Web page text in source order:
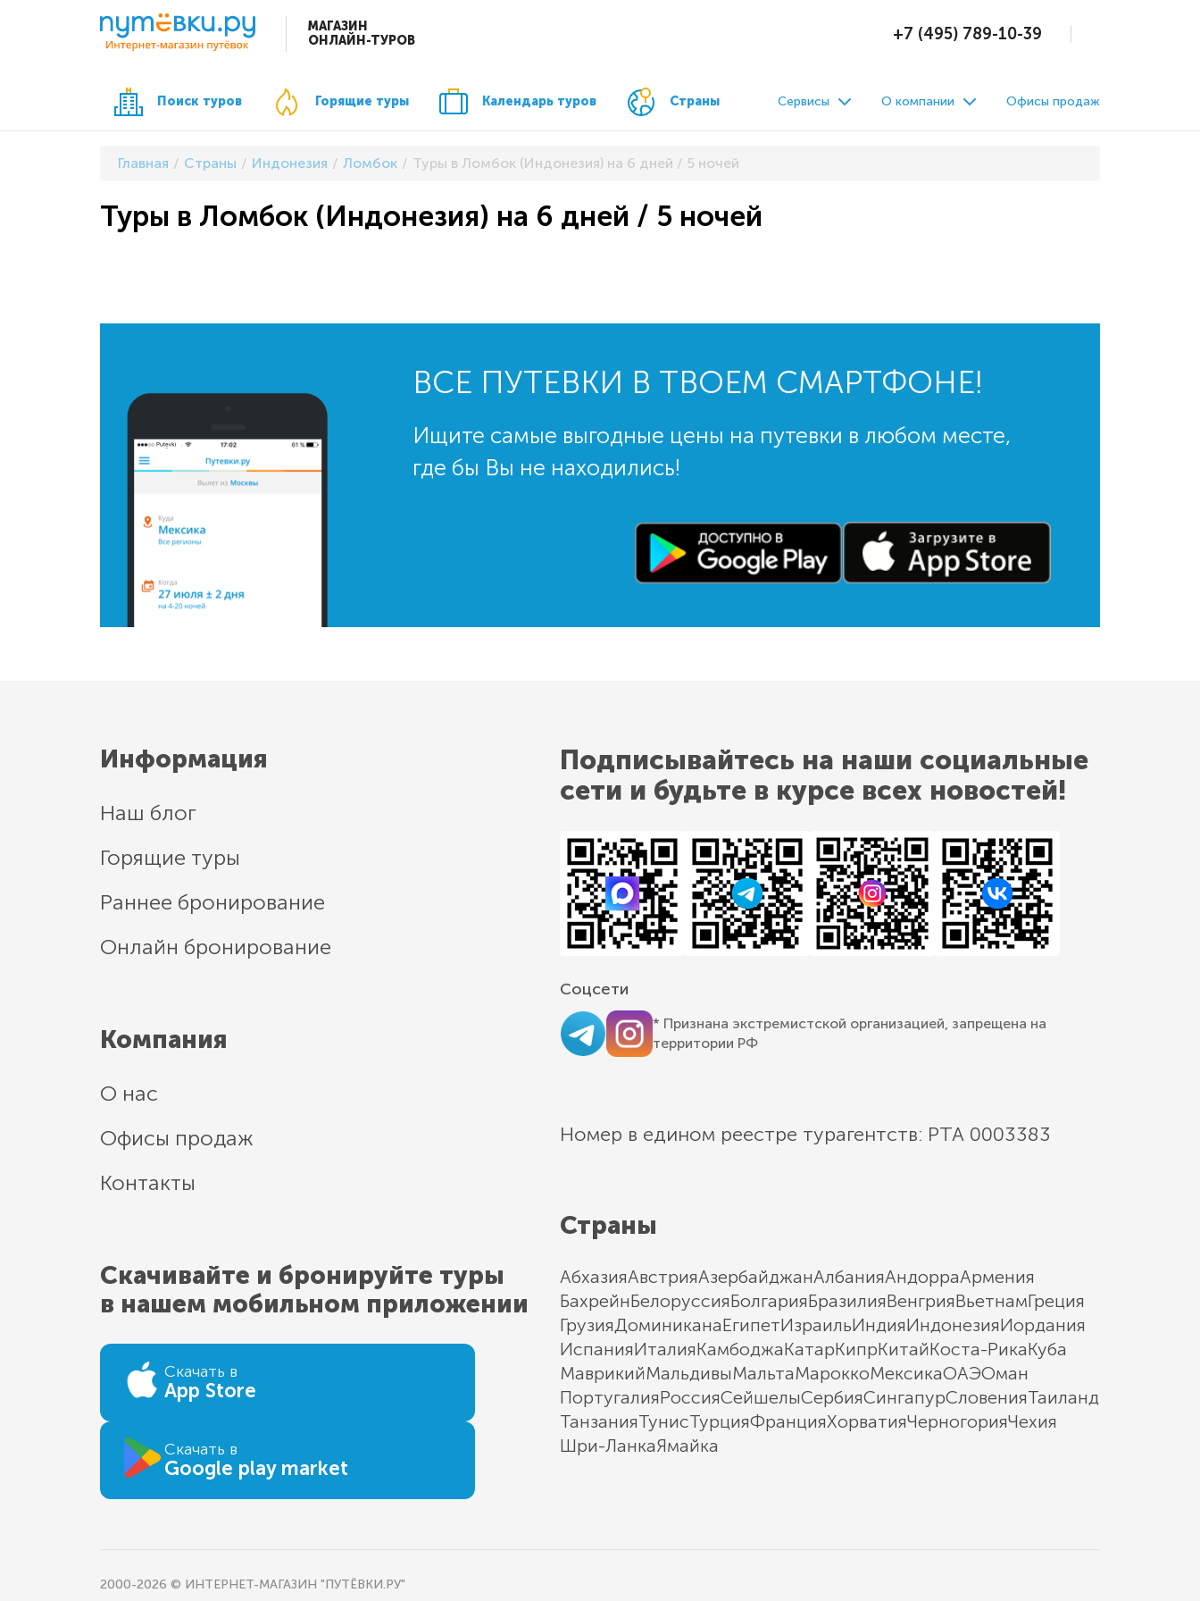
МАГАЗИН
ОНЛАЙН-ТУРОВ
+7 (495) 789-10-39
Поиск туров Горящие туры Календарь туров Страны Сервисы О компании Офисы продаж
Главная Страны Индонезия Ломбок Туры в Ломбок (Индонезия) на 6 дней / 5 ночей
Туры в Ломбок (Индонезия) на 6 дней / 5 ночей
ВСЕ ПУТЕВКИ В ТВОЕМ СМАРТФОНЕ!
Ищите самые выгодные цены на путевки в любом месте,
где бы Вы не находились!
Информация
Наш блог
Горящие туры
Раннее бронирование
Онлайн бронирование
Компания
О нас
Офисы продаж
Контакты
Скачивайте и бронируйте туры
в нашем мобильном приложении
Скачать в
App Store
Скачать в
Google play market
Подписывайтесь на наши социальные
сети и будьте в курсе всех новостей!
Соцсети
* Признана экстремистской организацией, запрещена на
территории РФ
Номер в едином реестре турагентств: РТА 0003383
Страны
АбхазияАвстрияАзербайджанАлбанияАндорраАрмения
БахрейнБелоруссияБолгарияБразилияВенгрияВьетнамГреция
ГрузияДоминиканаЕгипетИзраильИндияИндонезияИордания
ИспанияИталияКамбоджаКатарКипрКитайКоста-РикаКуба
МаврикийМальдивыМальтаМароккоМексикаОАЭОман
ПортугалияРоссияСейшелыСербияСингапурСловенияТаиланд
ТанзанияТунисТурцияФранцияХорватияЧерногорияЧехия
Шри-ЛанкаЯмайка
2000-2026 © ИНТЕРНЕТ-МАГАЗИН "ПУТЁВКИ.РУ"